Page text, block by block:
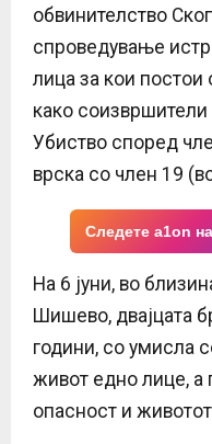
U
обвинителство
спроведување
лица за кои
како
Убиство според
врска со член 19
Следете a1on
На 6 јуни, во
Шишево, двајцата
години, со умисла
живот едно лице, а
опасност и